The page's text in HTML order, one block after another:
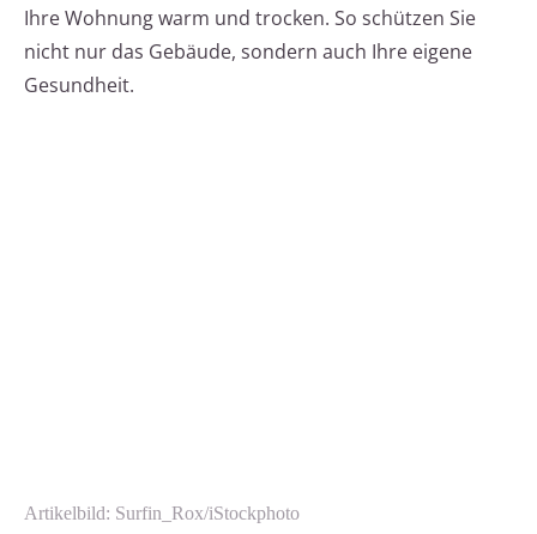
Ihre Wohnung warm und trocken. So schützen Sie
nicht nur das Gebäude, sondern auch Ihre eigene
Gesundheit.
Artikelbild: Surfin_Rox/iStockphoto